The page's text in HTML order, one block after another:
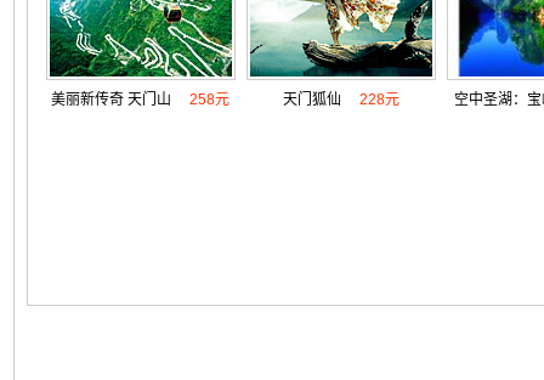
美丽新传奇 天门山 258元 天门狐仙 228元 空中圣湖：